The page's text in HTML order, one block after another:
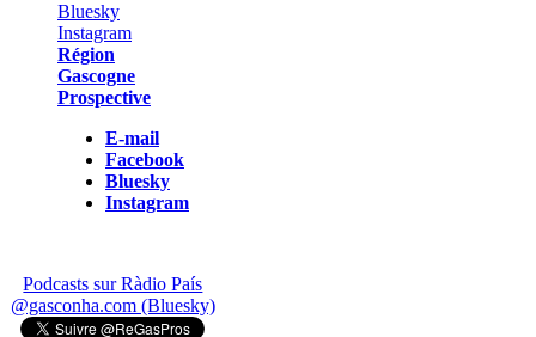
Région
Gascogne
Prospective
E-mail
Facebook
Bluesky
Instagram
Podcasts sur Ràdio País
@gasconha.com (Bluesky)